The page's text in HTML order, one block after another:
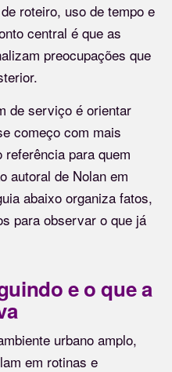
roteiro, uso de tempo e
central é que as
preocupações que
de serviço é orientar
começo com mais
para quem
autoral de Nolan em
abaixo organiza fatos,
para observar o que já
e o que a
urbano amplo,
em rotinas e